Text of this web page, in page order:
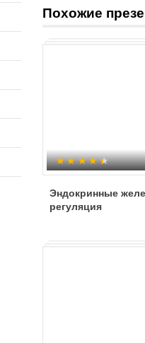
Похожие
Эндокринные
регуляция